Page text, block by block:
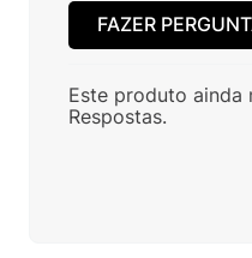
FAZER
Este produto ainda
Respostas.